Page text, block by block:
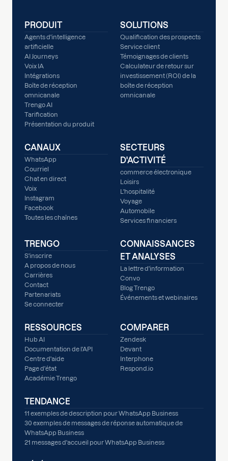
PRODUIT
Agents d'intelligence
artificielle
AI Journeys
Voix IA
Intégrations
Boîte de réception
omnicanale
Trengo AI
Tarification
Présentation du produit
SOLUTIONS
Qualification des prospects
Service client
Témoignages de clients
Calculateur de retour sur
investissement (ROI) de la
boîte de réception
omnicanale
CANAUX
WhatsApp
Courriel
Chat en direct
Voix
Instagram
Facebook
Toutes les chaînes
SECTEURS
D'ACTIVITÉ
commerce électronique
Loisirs
L'hospitalité
Voyage
Automobile
Services financiers
TRENGO
S'inscrire
A propos de nous
Carrières
Contact
Partenariats
Se connecter
CONNAISSANCES
ET ANALYSES
La lettre d'information
Convo
Blog Trengo
Événements et webinaires
RESSOURCES
Hub AI
Documentation de l'API
Centre d'aide
Page d'état
Académie Trengo
COMPARER
Zendesk
Devant
Interphone
Respond.io
TENDANCE
11 exemples de description pour WhatsApp Business
30 exemples de messages de réponse automatique de
WhatsApp Business
21 messages d'accueil pour WhatsApp Business